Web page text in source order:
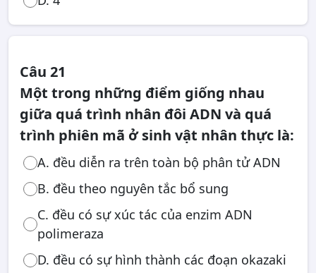
Câu 21
Một trong những điểm giống nhau
giữa quá trình nhân đôi ADN và quá
trình phiên mã ở sinh vật nhân thực là:
A. đều diễn ra trên toàn bộ phân tử ADN
B. đều theo nguyên tắc bổ sung
C. đều có sự xúc tác của enzim ADN
polimeraza
D. đều có sự hình thành các đoạn okazaki